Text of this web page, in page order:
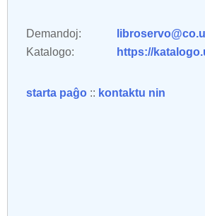
Demandoj:
Katalogo:
https://
starta paĝo :: kontaktu nin